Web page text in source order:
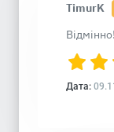
TimurK
Відмінно!
Дата: